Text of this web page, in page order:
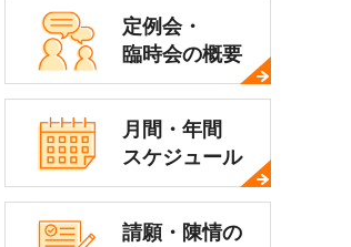
定例会・
臨時会の概要
月間・年間
スケジュール
請願・陳情の